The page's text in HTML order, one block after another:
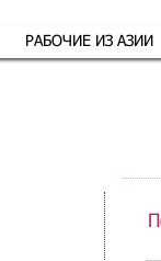
РАБОЧИЕ ИЗ АЗИИ